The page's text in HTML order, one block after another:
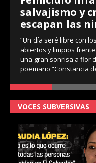
salvajismo y
escapan las
“Un día seré libre con
abiertos y limpios
una gran sonrisa a flor
poemario “Constancia
VOCES SUBVERSIVAS